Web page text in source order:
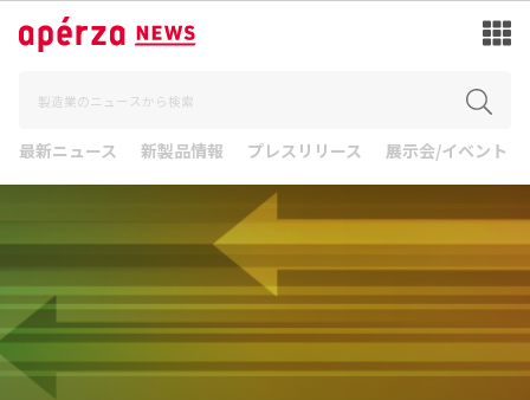
最新ニュース 新製品情報 プレスリリース 展示会/イベント